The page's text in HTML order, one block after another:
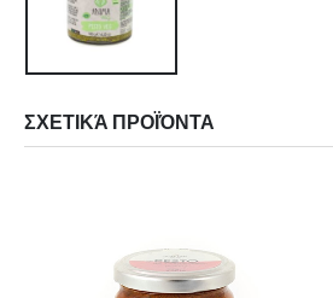
ΣΧΕΤΙΚΆ ΠΡΟΪΌΝΤΑ